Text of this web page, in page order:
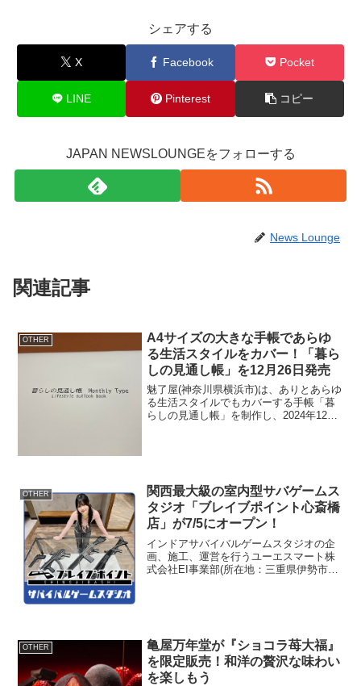
シェアする
X Facebook Pocket
LINE Pinterest コピー
JAPAN NEWSLOUNGEをフォローする
News Lounge
関連記事
OTHER
A4サイズの大きな手帳であらゆ
る生活スタイルをカバー！「暮ら
しの見通し帳」を12月26日発売
魅了屋(神奈川県横浜市)は、ありとあらゆ
る生活スタイルでもカバーする手帳「暮
らしの見通し帳」を制作し、2024年12月
OTHER
関西最大級の室内型サバゲームス
タジオ「ブレイブポイント心斎橋
店」が7/5にオープン！
インドアサバイバルゲームスタジオの企
画、施工、運営を行うユーエスマート株
式会社EI事業部(所在地：三重県伊勢市、
OTHER
亀屋万年堂が『ショコラ苺大福』
を限定販売！和洋の贅沢な味わい
を楽しもう